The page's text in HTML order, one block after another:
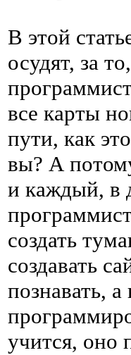
В этой
осудят, за
все карты
пути, как
вы? А
и каждый, в
создать
создавать
познавать,
учится, оно